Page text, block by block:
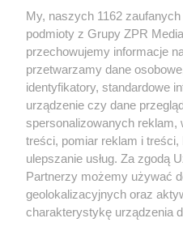
DOMOWE TRIKI
Zwilż kartkę i
Żadna mucha nie
domu
My, naszych 1162
podmioty z Grupy ZPR
przechowujemy informacje
przetwarzamy dane
identyfikatory, standardowe
urządzenie czy dane
spersonalizowanych reklam,
treści, pomiar reklam i treści,
ulepszanie usług. Za zgodą
Partnerzy możemy używać
geolokalizacyjnych oraz
charakterystykę urządzenia